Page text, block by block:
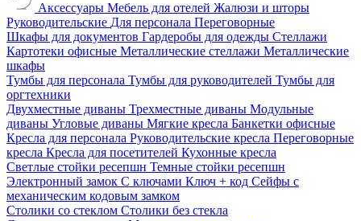
Аксессуары Мебель для отелей Жалюзи и шторы
Руководительские Для персонала Переговорные
Шкафы для документов Гардеробы для одежды Стеллажи
Картотеки офисные Металлические стеллажи Металлические
шкафы
Тумбы для персонала Тумбы для руководителей Тумбы для
оргтехники
Двухместные диваны Трехместные диваны Модульные
диваны Угловые диваны Мягкие кресла Банкетки офисные
Кресла для персонала Руководительские кресла Переговорные
кресла Кресла для посетителей Кухонные кресла
Светлые стойки ресепшн Темные стойки ресепшн
Электронный замок С ключами Ключ + код Сейфы с
механическим кодовым замком
Столики со стеклом Столики без стекла